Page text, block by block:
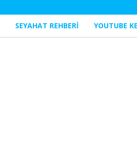
SEYAHAT REHBERI YOUTUBE